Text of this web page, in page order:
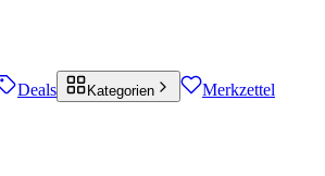
Deals Kategorien Merkzettel